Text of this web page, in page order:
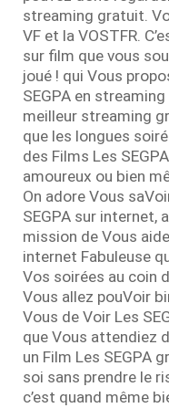
streaming gratuit.
VF et la VOSTFR.
sur film que vous
joué ! qui Vous
SEGPA en
meilleur streaming
que les longues
des Films Les
amoureux ou bien
On adore Vous
SEGPA sur internet,
mission de Vous
internet Fabuleuse
Vos soirées au coin
Vous allez pouVoir
Vous de Voir Les
que Vous attendiez
un Film Les SEGPA
soi sans prendre le
c’est quand même